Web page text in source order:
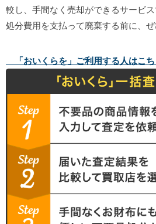
較し、手間なく売却ができるサービ
処分費用を支払って廃棄する前に、ぜ
「おいくらを」ご利用する人はこち